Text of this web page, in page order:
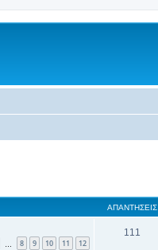
ΑΠΑΝΤΉΣΕΙΣ
8 9 10 11 12
111